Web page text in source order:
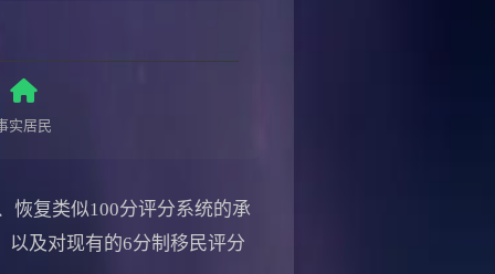
实居民
恢复类似100分评分系统的承
以及对现有的6分制移民评分